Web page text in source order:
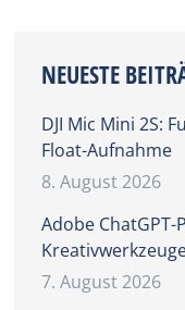
NEUESTE
DJI Mic Mini 2S:
Float-Aufnahme
8. August 2026
Adobe
7. August 2026